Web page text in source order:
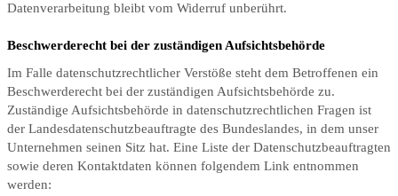
Datenverarbeitung bleibt vom Widerruf unberührt.
Beschwerderecht bei der zuständigen Aufsichtsbehörde
Im Falle datenschutzrechtlicher Verstöße steht dem Betroffenen ein
Beschwerderecht bei der zuständigen Aufsichtsbehörde zu.
Zuständige Aufsichtsbehörde in datenschutzrechtlichen Fragen ist
der Landesdatenschutzbeauftragte des Bundeslandes, in dem unser
Unternehmen seinen Sitz hat. Eine Liste der Datenschutzbeauftragten
sowie deren Kontaktdaten können folgendem Link entnommen
werden: